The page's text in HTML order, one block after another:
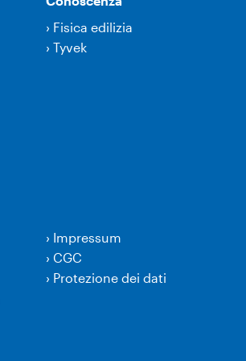
› Fisica edilizia
› Tyvek
› Impressum
› CGC
› Protezione dei dati